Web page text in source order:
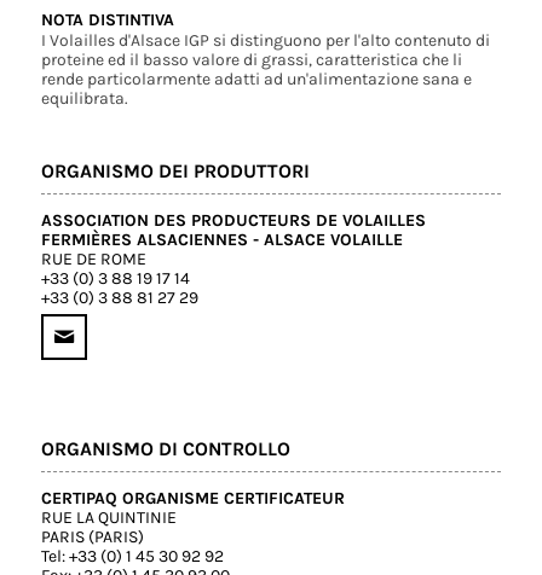
NOTA DISTINTIVA
I Volailles d'Alsace IGP si distinguono per l'alto contenuto di
proteine ed il basso valore di grassi, caratteristica che li
rende particolarmente adatti ad un'alimentazione sana e
equilibrata.
ORGANISMO DEI PRODUTTORI
ASSOCIATION DES PRODUCTEURS DE VOLAILLES
FERMIÈRES ALSACIENNES - ALSACE VOLAILLE
RUE DE ROME
+33 (0) 3 88 19 17 14
+33 (0) 3 88 81 27 29
ORGANISMO DI CONTROLLO
CERTIPAQ ORGANISME CERTIFICATEUR
RUE LA QUINTINIE
PARIS (PARIS)
Tel: +33 (0) 1 45 30 92 92